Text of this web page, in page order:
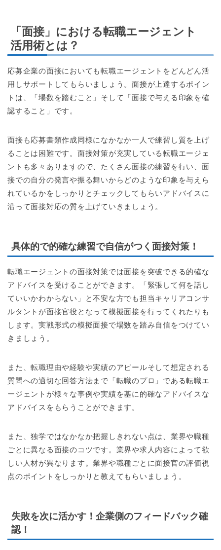
「面接」における転職エージェント
活用術とは？
応募企業の面接においても転職エージェントをどんどん活
用しサポートしてもらいましょう。面接が上達するポイン
トは、「場数を踏むこと」そして「面接で与える印象を確
認すること」です。
面接も応募書類作成同様になかなか一人で練習し質を上げ
ることは困難です。面接対策が充実している転職エージェ
ントも多々ありますので、たくさん面接の練習を行い、面
接での自分の発言や振る舞いからどのような印象を与えら
れているかをしっかりとチェックしてもらいアドバイスに
沿って面接対応の質を上げていきましょう。
具体的で的確な練習で自信がつく面接対策！
転職エージェントの面接対策では面接を突破できる的確な
アドバイスを受けることができます。「緊張して何を話し
ていいかわからない」と不安な方でも担当キャリアコンサ
ルタントが面接官役となって模擬面接を行ってくれたりも
します。実戦形式の模擬面接で場数を踏み自信をつけてい
きましょう。
また、転職理由や経験や実績のアピールそして想定される
質問への適切な回答方法まで「転職のプロ」である転職エ
ージェントが様々な事例や実績を基に的確なアドバイスな
アドバイスをもらうことができます。
また、独学ではなかなか把握しきれない点は、業界や職種
ごとに異なる面接のコツです。業界や求人内容によって欲
しい人材が異なります。業界や職種ごとに面接官の評価視
点のポイントをしっかりと教えてもらいましょう。
失敗を次に活かす！企業側のフィードバック確
認！